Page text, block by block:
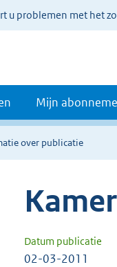
u problemen met het
Mijn
over publicatie
Datum publicatie
02-03-2011